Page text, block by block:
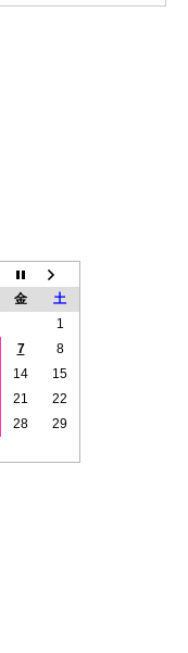
金
土
1
7
8
14
15
21
22
28
29